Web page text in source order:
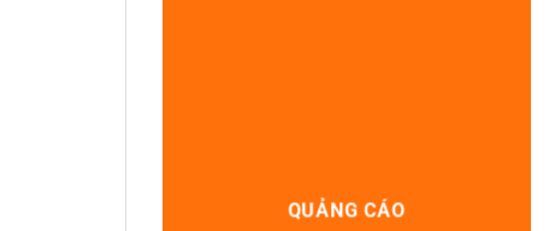
QUẢNG CÁO